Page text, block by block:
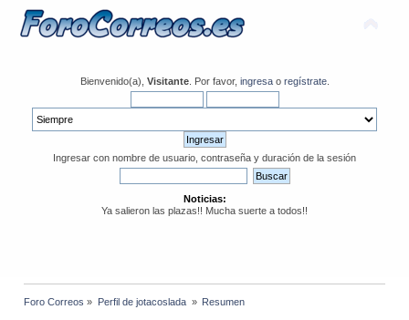
Bienvenido(a), Visitante. Por favor, ingresao regístrate.
Ingresar con nombre de usuario, contraseña y duración de la sesión
Noticias:
Ya salieron las plazas!! Mucha suerte a todos!!
Foro Correos » Perfil de jotacoslada » Resumen